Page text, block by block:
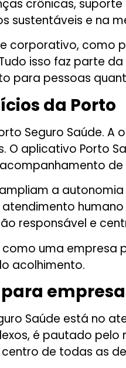
crônicas,
sustentáveis e na
corporativo, como
isso faz parte
para pessoas
da Porto
Seguro Saúde.
aplicativo Porto
a
responsável e
uma
acolhimento.
Saúde está no
é pautado pelo
de todas as